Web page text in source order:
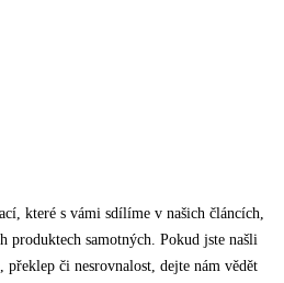
které s vámi sdílíme v našich článcích,
produktech samotných. Pokud jste našli
překlep či nesrovnalost, dejte nám vědět